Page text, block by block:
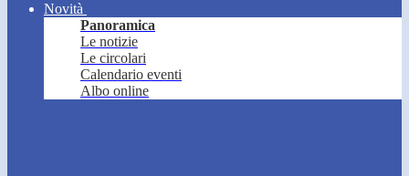
Novità
Panoramica
Le notizie
Le circolari
Calendario eventi
Albo online